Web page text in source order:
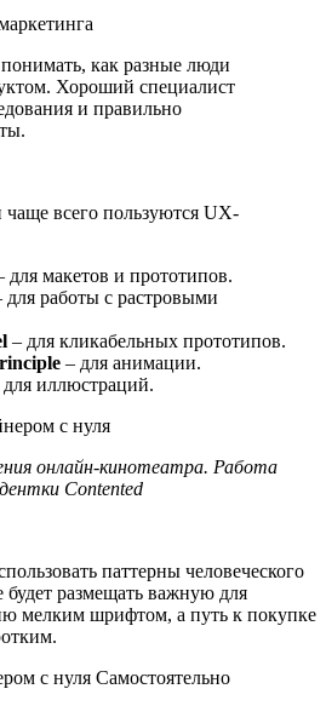
как разные люди
Хороший специалист
и правильно
всего пользуются UX-
для макетов и прототипов.
для работы с растровыми
– для кликабельных прототипов.
– для анимации.
для иллюстраций.
онлайн-кинотеатра. Работа
Contented
паттерны человеческого
размещать важную для
мелким шрифтом, а путь к покупке
с нуля Самостоятельно